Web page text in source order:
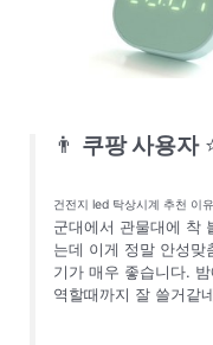
👨 쿠팡 사용자
건전지 led 탁상시계 추천 이
군대에서 관물대에 착
는데 이게 정말 안성맞
기가 매우 좋습니다.
역할때까지 잘 쓸거같